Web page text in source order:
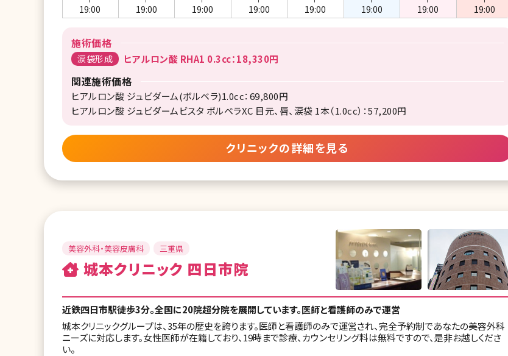
19:00 19:00 19:00 19:00 19:00 19:00 19:00 19:00
施術価格
涙袋形成 ヒアルロン酸 RHA1 0.3cc：18,330円
関連施術価格
ヒアルロン酸 ジュビダーム(ボルベラ)1.0cc：69,800円
ヒアルロン酸 ジュビダームビスタ ボルベラXC 目元、唇、涙袋 1本（1.0cc）：57,200円
クリニックの詳細を見る
美容外科・美容皮膚科 三重県
城本クリニック 四日市院
近鉄四日市駅徒歩3分。全国に20院超分院を展開しています。医師と看護師のみで運営
城本クリニックグループは、35年の歴史を誇ります。医師と看護師のみで運営され、完全予約制であなたの美容外科
ニーズに対応します。女性医師が在籍しており、19時まで診療、カウンセリング料は無料ですので、是非お越しくださ
い。